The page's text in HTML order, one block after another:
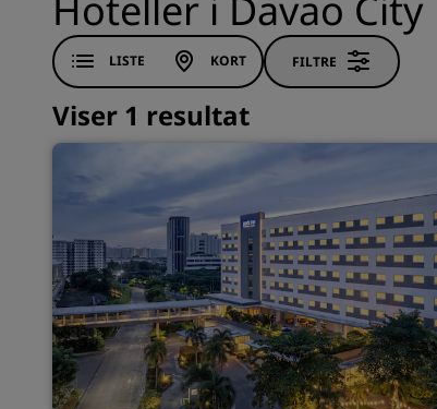
LISTE KORT FILTRE
Viser 1 resultat